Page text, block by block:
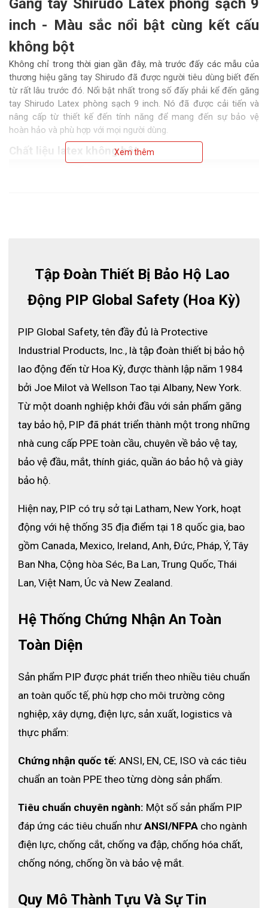
Găng tay Shirudo Latex phòng sạch 9
inch - Màu sắc nổi bật cùng kết cấu
không bột
Không chỉ trong thời gian gần đây, mà trước đấy các mẫu của
thương hiệu găng tay Shirudo đã được người tiêu dùng biết đến
từ rất lâu trước đó. Nổi bật nhất trong số đấy phải kể đến găng
tay Shirudo Latex phòng sạch 9 inch. Nó đã được cải tiến và
nâng cấp từ thiết kế đến tính năng để mang đến sự bảo vệ
hoàn hảo và phù hợp với mọi người dùng.
Chất liệu latex không bột
Cũng nằm trong phân khúc găng tay phòng sạch nên chẳng lạ
găng tay Shirudo Latex 9 inch
được làm từ chất liệu cao
su latex. Một loại vật liệu có độ bền kéo cao và co giãn tốt. Bên
cạnh đó, cao su latex còn có độ bền cơ học cao, ít chịu ảnh
hưởng bởi các tác động bên ngoài và khó bị làm rách hơn ngay
cả khi tiếp xúc với những vật sắc nhọn.
Hơn hết là sản phẩm này có kết cấu không bột nên dường như ít
gây kích ứng hơn cho cả những người nhạy cảm. Vì như chúng
ta đã biết, găng tay có bột không chỉ có thể gây thương tổn cho
làn da nhạy cảm, mà ở một khía cạnh khác nó còn khiến người
dùng mất tập trung ảnh hưởng đến tiến độ công việc, giảm năng
suất lao động. Nhất là đối với sự khắt khe như phòng sạch, với
kết cấu có bột sẽ khiến các quá trình công việc bị ảnh hưởng
Độ dày thích hợp
Găng tay phòng sạch Shirudo Latex 9 inch có độ dày phù hợp
mang đến độ cảm nhận xúc giác chuẩn xác. Nó không quá dày
Xem thêm
Tập Đoàn Thiết Bị Bảo Hộ Lao
Động PIP Global Safety (Hoa Kỳ)
PIP Global Safety, tên đầy đủ là Protective
Industrial Products, Inc., là tập đoàn thiết bị bảo hộ
lao động đến từ Hoa Kỳ, được thành lập năm 1984
bởi Joe Milot và Wellson Tao tại Albany, New York.
Từ một doanh nghiệp khởi đầu với sản phẩm găng
tay bảo hộ, PIP đã phát triển thành một trong những
nhà cung cấp PPE toàn cầu, chuyên về bảo vệ tay,
bảo vệ đầu, mắt, thính giác, quần áo bảo hộ và giày
bảo hộ.
Hiện nay, PIP có trụ sở tại Latham, New York, hoạt
động với hệ thống 35 địa điểm tại 18 quốc gia, bao
gồm Canada, Mexico, Ireland, Anh, Đức, Pháp, Ý, Tây
Ban Nha, Cộng hòa Séc, Ba Lan, Trung Quốc, Thái
Lan, Việt Nam, Úc và New Zealand.
Hệ Thống Chứng Nhận An Toàn
Toàn Diện
Sản phẩm PIP được phát triển theo nhiều tiêu chuẩn
an toàn quốc tế, phù hợp cho môi trường công
nghiệp, xây dựng, điện lực, sản xuất, logistics và
thực phẩm:
Chứng nhận quốc tế: ANSI, EN, CE, ISO và các tiêu
chuẩn an toàn PPE theo từng dòng sản phẩm.
Tiêu chuẩn chuyên ngành: Một số sản phẩm PIP
đáp ứng các tiêu chuẩn như ANSI/NFPA cho ngành
điện lực, chống cắt, chống va đập, chống hóa chất,
chống nóng, chống ồn và bảo vệ mắt.
Quy Mô Thành Tựu Và Sự Tin